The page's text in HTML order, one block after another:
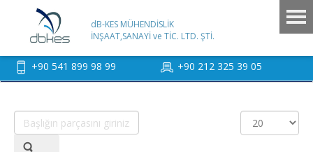
dB-KES MÜHENDİSLİK
İNŞAAT,SANAYİ ve TİC. LTD. ŞTİ.
+90 541 899 98 99 +90 212 325 39 05
Başlığın
parçasını
giriniz.
Görüntüleme
Sayısı